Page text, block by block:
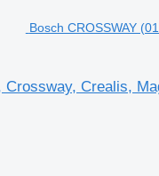
Bosch CROSSWAY
Crealis,